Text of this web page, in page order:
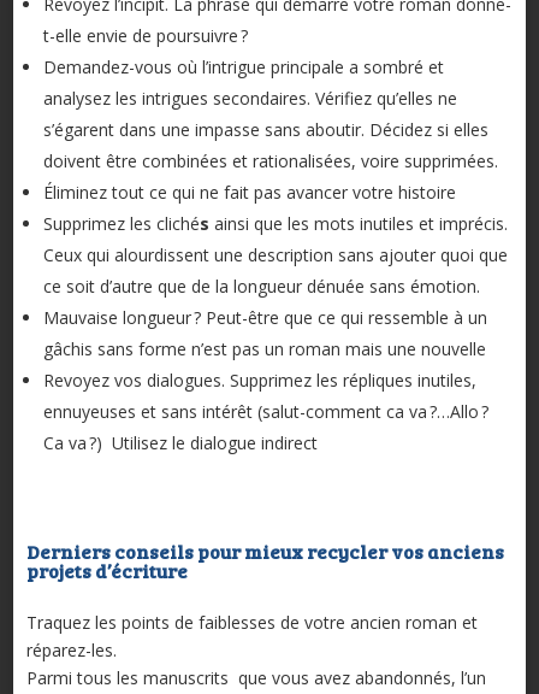
t-elle envie de poursuivre ?
Demandez-vous où l’intrigue principale a sombré et
analysez les intrigues secondaires. Vérifiez qu’elles ne
s’égarent dans une impasse sans aboutir. Décidez si elles
doivent être combinées et rationalisées, voire supprimées.
Éliminez tout ce qui ne fait pas avancer votre histoire
Supprimez les clichés ainsi que les mots inutiles et imprécis.
Ceux qui alourdissent une description sans ajouter quoi que
ce soit d’autre que de la longueur dénuée sans émotion.
Mauvaise longueur ? Peut-être que ce qui ressemble à un
gâchis sans forme n’est pas un roman mais une nouvelle
Revoyez vos dialogues. Supprimez les répliques inutiles,
ennuyeuses et sans intérêt (salut-comment ca va ?…Allo ?
Ca va ?) Utilisez le dialogue indirect
Derniers conseils pour mieux recycler vos anciens
projets d’écriture
Traquez les points de faiblesses de votre ancien roman et
réparez-les.
Parmi tous les manuscrits que vous avez abandonnés, l’un